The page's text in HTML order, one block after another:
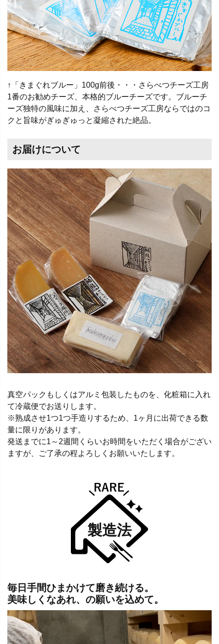
↑「きまぐれブルー」100g前後・・・さらべつチーズ工房
1番のお勧めチーズ、本格的ブルーチーズです。ブルーチ
ーズ独特の風味に加え、さらべつチーズ工房ならではのコ
クと旨味がぎゅぎゅっと凝縮された絶品。
お届けについて
真空パックもしくはアルミ包装したものを、化粧箱に入れ
て冷蔵便でお送りします。
※熟成させ1つ1つ手造りするため、1ヶ月に出荷できる数
量に限りがあります。
発送までに1～2週間くらいお時間をいただく場合がござい
ますが、ご了承の程よろしくお願いいたします。
製造法
毎日手間ひまかけて磨き続ける。
美味しくなあれ、の願いを込めて。